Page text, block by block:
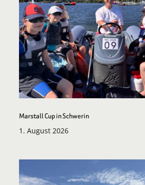
Marstall Cup in Schwerin
1. August 2026